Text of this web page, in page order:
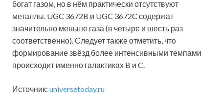
богат газом, но в нём практически отсутствуют
металлы. UGC 3672B и UGC 3672C содержат
значительно меньше газа (в четыре и шесть раз
соответственно). Следует также отметить, что
формирование звёзд более интенсивными темпами
происходит именно галактиках B и C.
Источник: universetoday.ru